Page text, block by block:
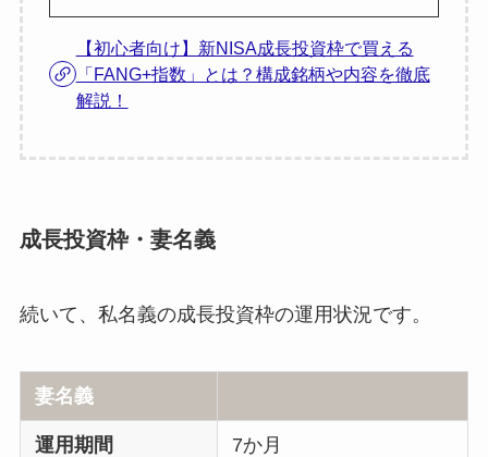
【初心者向け】新NISA成長投資枠で買える
「FANG+指数」とは？構成銘柄や内容を徹底
解説！
成長投資枠・妻名義
続いて、私名義の成長投資枠の運用状況です。
妻名義
運用期間 7か月